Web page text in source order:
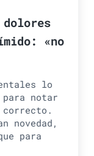
«no
lo
para notar
novedad,
para